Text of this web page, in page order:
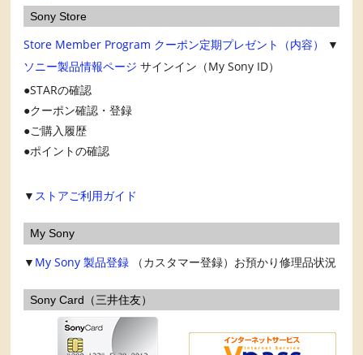
Sony Store
Store Member Program クーポン定期プレゼント（内容）
▼
ソニー製品情報ページ サインイン（My Sony ID）
STARの確認
クーポン確認・登録
ご購入履歴
ポイントの確認
▼ ストアご利用ガイド
My Sony
▼ My Sony 製品登録 （カスタマー登録）お預かり修理品状況
Sony Card（三井住友）